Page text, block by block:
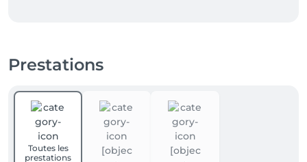
Prestations
Toutes les
prestations